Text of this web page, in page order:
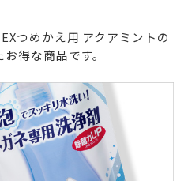
つめかえ用 アクアミントの
得な商品です。